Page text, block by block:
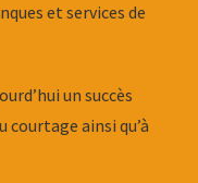
et services de
un succès
ainsi qu’à